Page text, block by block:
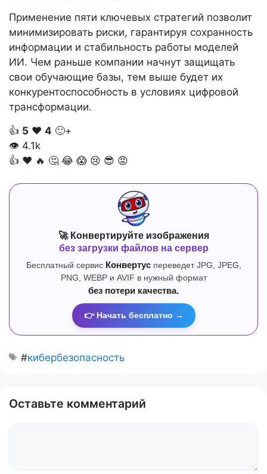
Применение пяти ключевых стратегий позволит
минимизировать риски, гарантируя сохранность
информации и стабильность работы моделей
ИИ. Чем раньше компании начнут защищать
свои обучающие базы, тем выше будет их
конкурентоспособность в условиях цифровой
трансформации.
👍 5 ❤️ 4 🙂+
👁 4.1k
👍 ❤️ 🔥 🤔 😂 😱 😢 😎 😡
🚀 Конвертируйте изображения
без загрузки файлов на сервер
Бесплатный сервис Конвертуспереведет JPG, JPEG,
PNG, WEBP и AVIF в нужный формат
без потери качества.
👉 Начать бесплатно →
#кибербезопасность
Оставьте комментарий